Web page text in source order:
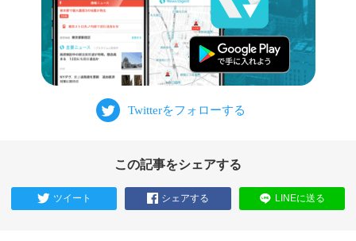
この記事をシェアする
ツイート シェアする LINEに送る